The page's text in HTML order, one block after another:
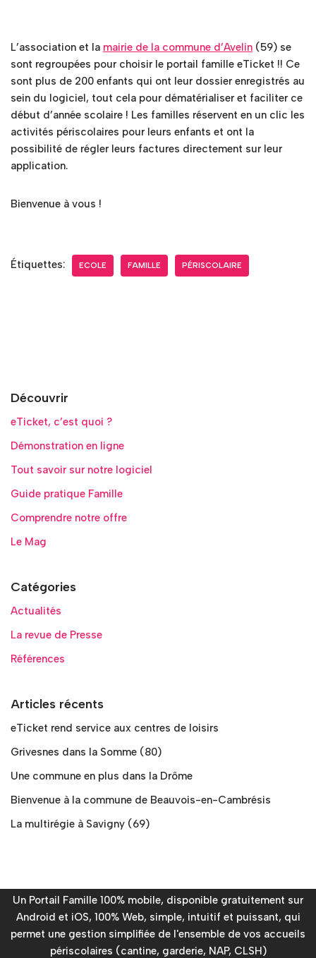
L’association et la mairie de la commune d’Avelin (59) se
sont regroupées pour choisir le portail famille eTicket !! Ce
sont plus de 200 enfants qui ont leur dossier enregistrés au
sein du logiciel, tout cela pour dématérialiser et faciliter ce
début d’année scolaire ! Les familles réservent en un clic les
activités périscolaires pour leurs enfants et ont la
possibilité de régler leurs factures directement sur leur
application.
Bienvenue à vous !
Étiquettes: ECOLE FAMILLE PÉRISCOLAIRE
Découvrir
eTicket, c’est quoi ?
Démonstration en ligne
Tout savoir sur notre logiciel
Guide pratique Famille
Comprendre notre offre
Le Mag
Catégories
Actualités
La revue de Presse
Références
Articles récents
eTicket rend service aux centres de loisirs
Grivesnes dans la Somme (80)
Une commune en plus dans la Drôme
Bienvenue à la commune de Beauvois-en-Cambrésis
La multirégie à Savigny (69)
Un Portail Famille 100% mobile, disponible gratuitement sur
Android et iOS, 100% Web, simple, intuitif et puissant, qui
permet une gestion simplifiée de l'ensemble de vos accueils
périscolaires (cantine, garderie, NAP, CLSH)